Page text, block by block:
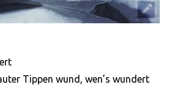
Tippen wund, wen’s wundert